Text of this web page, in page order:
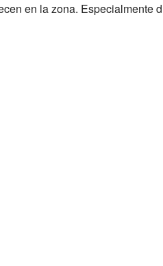
en la zona. Especialmente